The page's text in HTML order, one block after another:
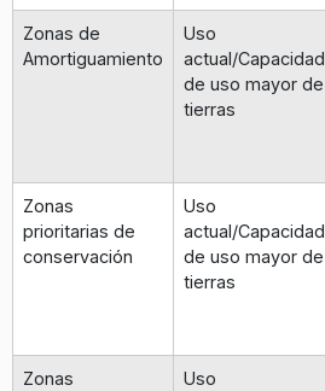
Zonas de
Amortiguamiento
Uso
actual/Capacidad
de uso mayor de
tierras
Zonas
prioritarias de
conservación
Uso
actual/Capacidad
de uso mayor de
tierras
Zonas
Uso